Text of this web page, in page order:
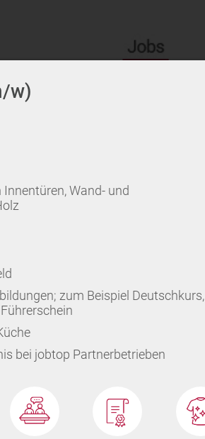
w)
Wand- und
zum Beispiel Deutschkurs,
bei jobtop Partnerbetrieben